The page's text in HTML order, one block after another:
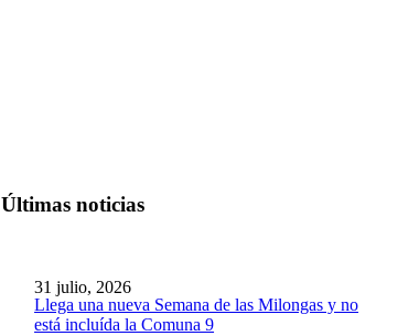
Últimas noticias
Llega una nueva Semana de las Milongas y no
está incluída la Comuna 9
31 julio, 2026